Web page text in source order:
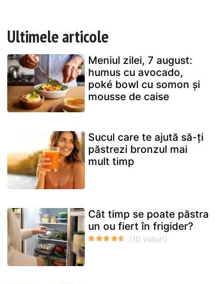
Ultimele articole
Meniul zilei, 7 august:
humus cu avocado,
poké bowl cu somon și
mousse de caise
Sucul care te ajută să-ți
păstrezi bronzul mai
mult timp
Cât timp se poate păstra
un ou fiert în frigider?